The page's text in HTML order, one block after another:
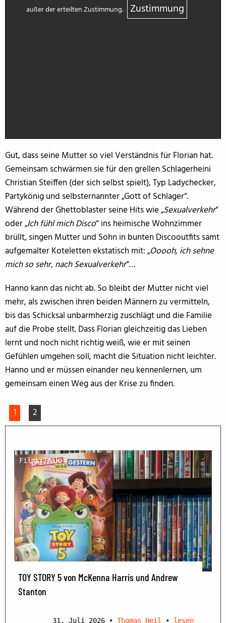
außer der erteilten Zustimmung.
Zustimmung
Gut, dass seine Mutter so viel Verständnis für Florian hat.
Gemeinsam schwärmen sie für den grellen Schlagerheini
Christian Steiffen (der sich selbst spielt), Typ Ladychecker,
Partykönig und selbsternannter „Gott of Schlager“.
Während der Ghettoblaster seine Hits wie „Sexualverkehr“
oder „Ich fühl mich Disco“ ins heimische Wohnzimmer
brüllt, singen Mutter und Sohn in bunten Discooutfits samt
aufgemalter Koteletten ekstatisch mit: „Ooooh, ich sehne
mich so sehr, nach Sexualverkehr“…
Hanno kann das nicht ab. So bleibt der Mutter nicht viel
mehr, als zwischen ihren beiden Männern zu vermitteln,
bis das Schicksal unbarmherzig zuschlägt und die Familie
auf die Probe stellt. Dass Florian gleichzeitig das Lieben
lernt und noch nicht richtig weiß, wie er mit seinen
Gefühlen umgehen soll, macht die Situation nicht leichter.
Hanno und er müssen einander neu kennenlernen, um
gemeinsam einen Weg aus der Krise zu finden.
1 2
Filmkritik
TOY STORY 5 von McKenna Harris und Andrew
Stanton
31. Juli 2026 • Thomas Heil • lesen